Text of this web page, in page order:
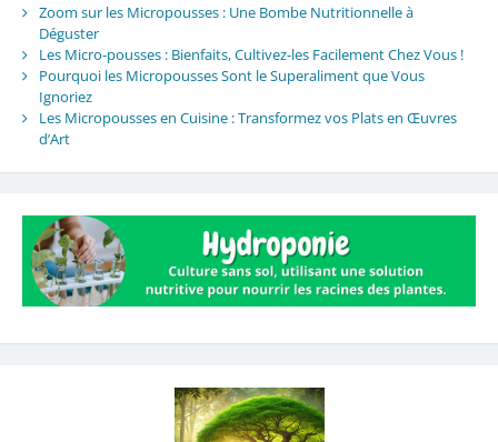
Zoom sur les Micropousses : Une Bombe Nutritionnelle à
Déguster
Les Micro-pousses : Bienfaits, Cultivez-les Facilement Chez Vous !
Pourquoi les Micropousses Sont le Superaliment que Vous
Ignoriez
Les Micropousses en Cuisine : Transformez vos Plats en Œuvres
d’Art